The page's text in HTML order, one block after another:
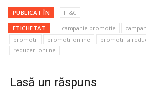
PUBLICAT ÎN IT&C
ETICHETAT campanie promotie
promotii
promotii online promotii si
reduceri online
Lasă un răspuns